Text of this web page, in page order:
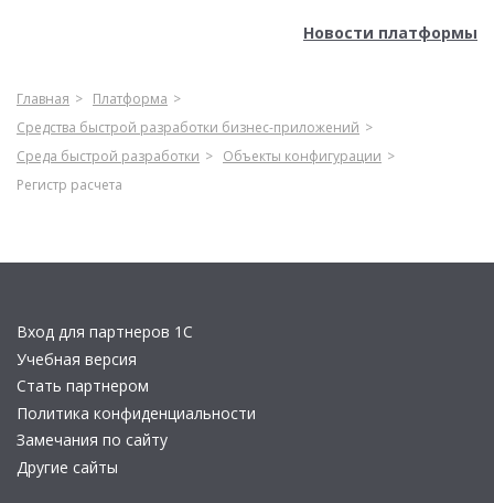
Новости платформы
Главная
Платформа
Средства быстрой разработки бизнес-приложений
Среда быстрой разработки
Объекты конфигурации
Регистр расчета
Вход для партнеров 1С
Учебная версия
Стать партнером
Политика конфиденциальности
Замечания по сайту
Другие сайты